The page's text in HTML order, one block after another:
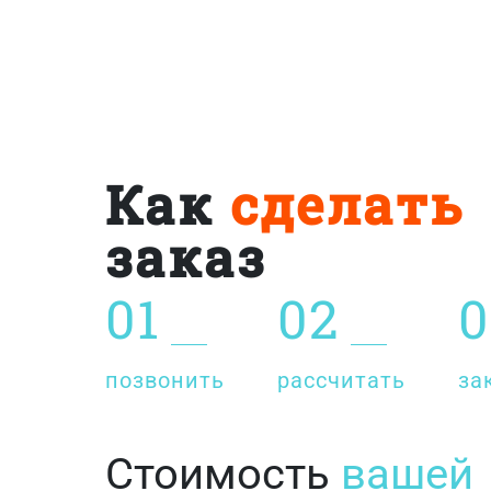
Как сделать
заказ
01
позвонить
02
рассчитать
Стоимость вашей